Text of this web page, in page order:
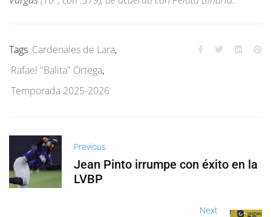
Tags Cardenales de Lara,
Rafael "Balita" Ortega,
Temporada 2025-2026
Previous
Jean Pinto irrumpe con éxito en la
LVBP
Next